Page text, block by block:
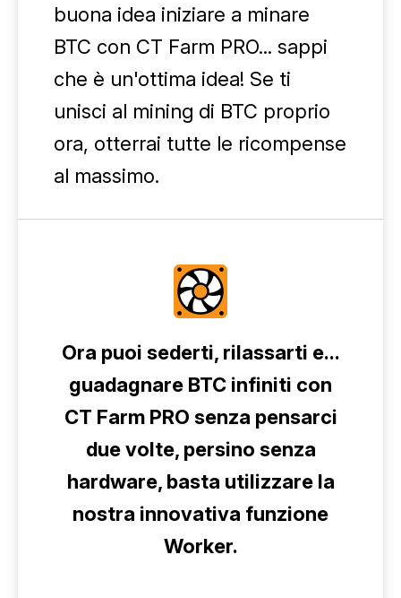
buona idea iniziare a minare
BTC con CT Farm PRO... sappi
che è un'ottima idea! Se ti
unisci al mining di BTC proprio
ora, otterrai tutte le ricompense
al massimo.
Ora puoi sederti, rilassarti e...
guadagnare BTC infiniti con
CT Farm PRO senza pensarci
due volte, persino senza
hardware, basta utilizzare la
nostra innovativa funzione
Worker.